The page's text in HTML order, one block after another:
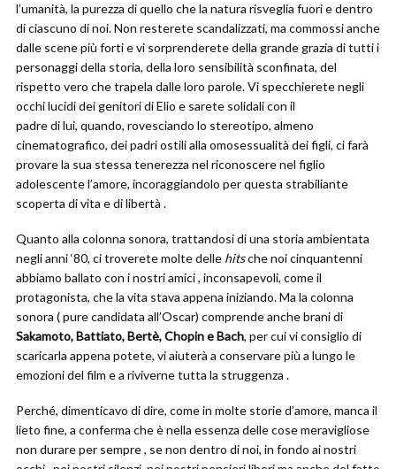
l’umanità, la purezza di quello che la natura risveglia fuori e dentro
di ciascuno di noi. Non resterete scandalizzati, ma commossi anche
dalle scene più forti e vi sorprenderete della grande grazia di tutti i
personaggi della storia, della loro sensibilità sconfinata, del
rispetto vero che trapela dalle loro parole. Vi specchierete negli
occhi lucidi dei genitori di Elio e sarete solidali con il
padre di lui, quando, rovesciando lo stereotipo, almeno
cinematografico, dei padri ostili alla omosessualità dei figli, ci farà
provare la sua stessa tenerezza nel riconoscere nel figlio
adolescente l’amore, incoraggiandolo per questa strabiliante
scoperta di vita e di libertà .
Quanto alla colonna sonora, trattandosi di una storia ambientata
negli anni ‘80, ci troverete molte delle hitsche noi cinquantenni
abbiamo ballato con i nostri amici , inconsapevoli, come il
protagonista, che la vita stava appena iniziando. Ma la colonna
sonora ( pure candidata all’Oscar) comprende anche brani di
Sakamoto, Battiato, Bertè, Chopin e Bach, per cui vi consiglio di
scaricarla appena potete, vi aiuterà a conservare più a lungo le
emozioni del film e a riviverne tutta la struggenza .
Perché, dimenticavo di dire, come in molte storie d’amore, manca il
lieto fine, a conferma che è nella essenza delle cose meravigliose
non durare per sempre , se non dentro di noi, in fondo ai nostri